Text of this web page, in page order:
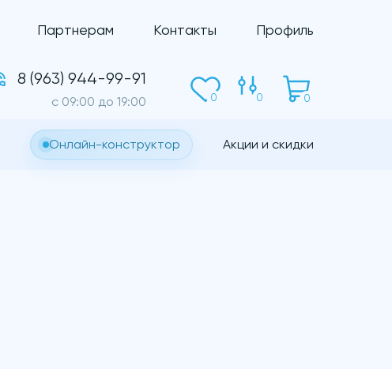
Партнерам Контакты Профиль
8 (963) 944-99-91
c 09:00 до 19:00 0 0 0
Онлайн-конструктор Акции и скидки